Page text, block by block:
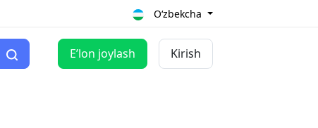
O‘zbekcha
Eʼlon joylash Kirish